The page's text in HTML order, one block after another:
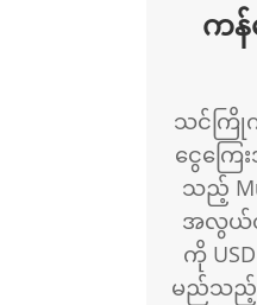
ကန်
သင်ကြို
ငွေကြေ
သည့်
အလွယ်တ
ကို
မည်သည့်